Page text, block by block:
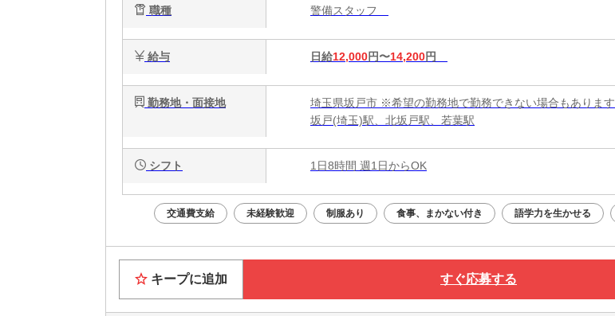
職種 警備スタッフ
給与 日給12,000円〜14,200円
勤務地・面接地
埼玉県坂戸市 ※希望の勤務地で勤務できない場合もあります
坂戸(埼玉)駅、北坂戸駅、若葉駅
シフト 1日8時間 週1日からOK
交通費支給 未経験歓迎 制服あり 食事、まかない付き 語学力を生かせる
キープに追加 すぐ応募する